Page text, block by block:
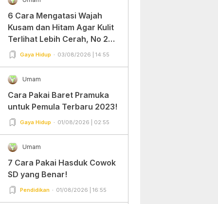
6 Cara Mengatasi Wajah
Kusam dan Hitam Agar Kulit
Terlihat Lebih Cerah, No 2
Gampang Banget dan Mudah
Gaya Hidup 03/08/2026 | 14:55
Umam
Cara Pakai Baret Pramuka
untuk Pemula Terbaru 2023!
Gaya Hidup 01/08/2026 | 02:55
Umam
7 Cara Pakai Hasduk Cowok
SD yang Benar!
Pendidikan 01/08/2026 | 16:55